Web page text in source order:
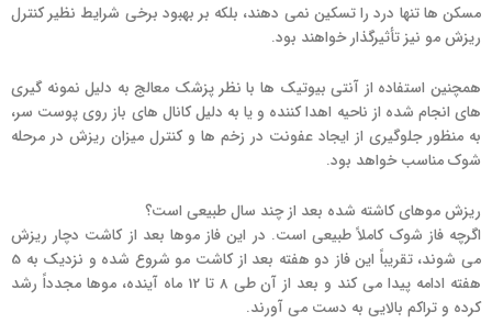
مسکن ها تنها درد را تسکین نمی دهند، بلکه بر بهبود برخی شرایط نظیر کنترل
ریزش مو نیز تأثیرگذار خواهند بود.
همچنین استفاده از آنتی بیوتیک ها با نظر پزشک معالج به دلیل نمونه گیری
های انجام شده از ناحیه اهدا کننده و یا به دلیل کانال های باز روی پوست سر،
به منظور جلوگیری از ایجاد عفونت در زخم ها و کنترل میزان ریزش در مرحله
شوک مناسب خواهد بود.
ریزش موهای کاشته شده بعد از چند سال طبیعی است؟
اگرچه فاز شوک کاملاً طبیعی است. در این فاز موها بعد از کاشت دچار ریزش
می شوند، تقریباً این فاز دو هفته بعد از کاشت مو شروع شده و نزدیک به 5
هفته ادامه پیدا می کند و بعد از آن طی 8 تا 12 ماه آینده، موها مجدداً رشد
کرده و تراکم بالایی به دست می آورند.